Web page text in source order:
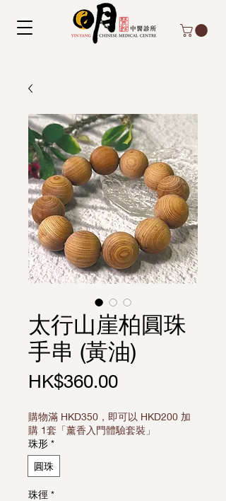
太行山崖柏圓珠
手串 (黃油)
HK$360.00Price
購物滿 HKD350，即可以 HKD200 加
購 1套「薰香入門體驗套裝」
珠形 *
圓珠
珠徑 *